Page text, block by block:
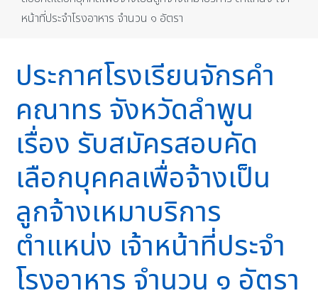
หน้าที่ประจำโรงอาหาร จำนวน ๑ อัตรา
ประกาศโรงเรียนจักรคำ
คณาทร จังหวัดลำพูน
เรื่อง รับสมัครสอบคัด
เลือกบุคคลเพื่อจ้างเป็น
ลูกจ้างเหมาบริการ
ตำแหน่ง เจ้าหน้าที่ประจำ
โรงอาหาร จำนวน ๑ อัตรา